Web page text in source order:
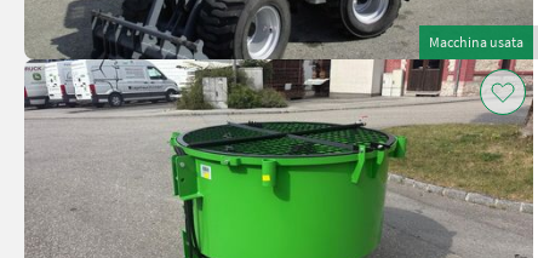
Macchina usata